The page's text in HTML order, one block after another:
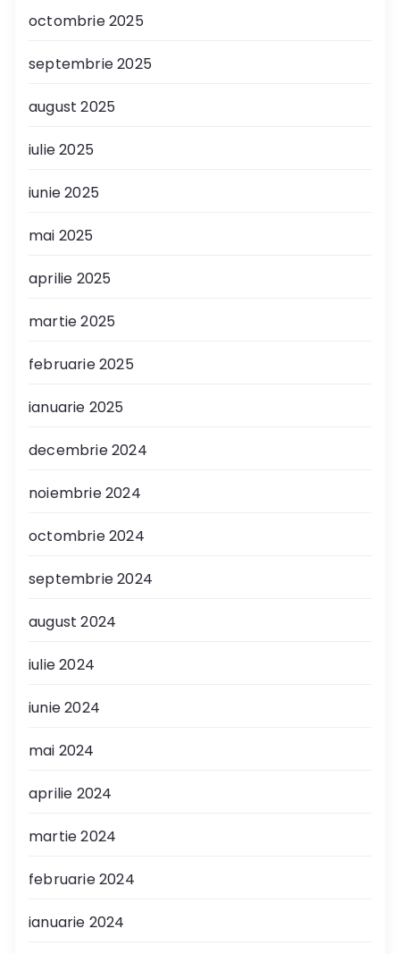
octombrie 2025
septembrie 2025
august 2025
iulie 2025
iunie 2025
mai 2025
aprilie 2025
martie 2025
februarie 2025
ianuarie 2025
decembrie 2024
noiembrie 2024
octombrie 2024
septembrie 2024
august 2024
iulie 2024
iunie 2024
mai 2024
aprilie 2024
martie 2024
februarie 2024
ianuarie 2024